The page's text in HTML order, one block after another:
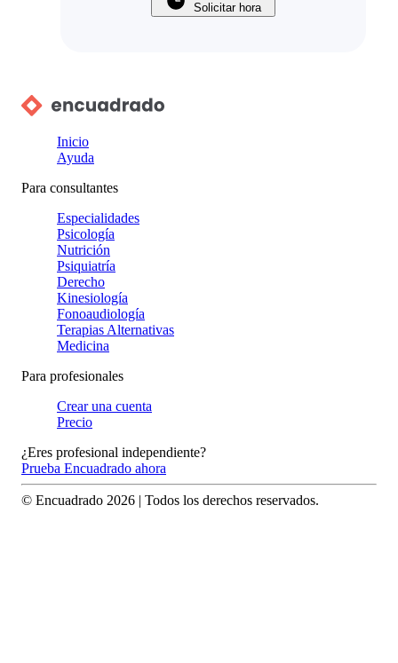
Solicitar hora
Inicio
Ayuda
Para consultantes
Especialidades
Psicología
Nutrición
Psiquiatría
Derecho
Kinesiología
Fonoaudiología
Terapias Alternativas
Medicina
Para profesionales
Crear una cuenta
Precio
¿Eres profesional independiente?
Prueba Encuadrado ahora
© Encuadrado 2026 | Todos los derechos reservados.